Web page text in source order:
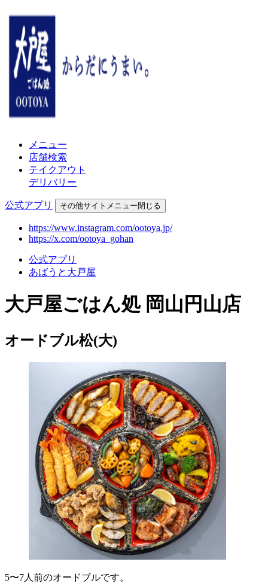
メニュー
店舗検索
テイクアウト
デリバリー
公式アプリ その他サイトメニュー閉じる
https://www.instagram.com/ootoya.jp/
https://x.com/ootoya_gohan
公式アプリ
あばうと大戸屋
大戸屋ごはん処 岡山円山店
オードブル松(大)
5〜7人前のオードブルです。